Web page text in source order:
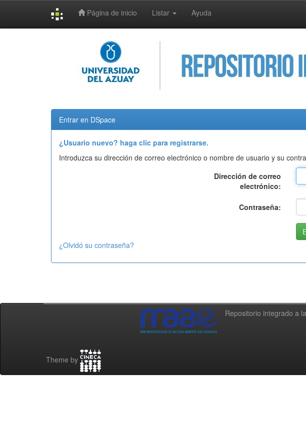
Página de inicio Listar Ayuda
Entrar en DSpace
¿Usuario nuevo? haga clic para registrarse.
Introduzca su dirección de correo electrónico o nombre de usuario y su
Dirección de correo
electrónico:
Contraseña:
¿Olvidó su contraseña?
Repositorio integrado a
Theme by